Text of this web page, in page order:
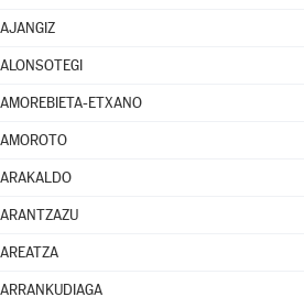
AJANGIZ
ALONSOTEGI
AMOREBIETA-ETXANO
AMOROTO
ARAKALDO
ARANTZAZU
AREATZA
ARRANKUDIAGA